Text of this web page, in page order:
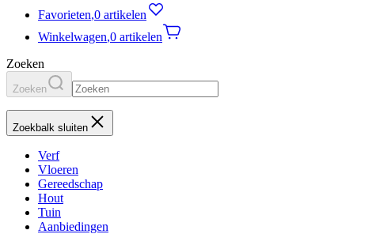
Favorieten,0 artikelen
Winkelwagen,0 artikelen
Zoeken
Zoeken
Zoekbalk sluiten
Verf
Vloeren
Gereedschap
Hout
Tuin
Aanbiedingen